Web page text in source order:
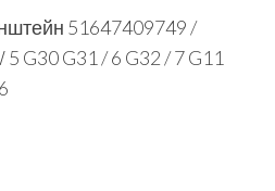
51647409749 /
G30 G31 / 6 G32 / 7 G11